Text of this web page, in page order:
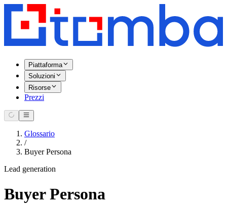
Piattaforma
Soluzioni
Risorse
Prezzi
Glossario
/
Buyer Persona
Lead generation
Buyer Persona